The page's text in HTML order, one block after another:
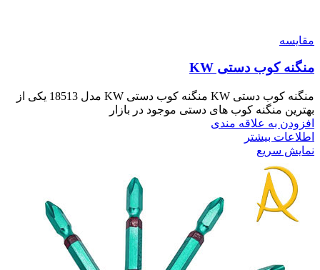
مقايسه
منگنه کوب دستی KW
منگنه کوب دستی KW منگنه کوب دستی KW مدل 18513 یکی از
بهترین منگنه کوب های دستی موجود در بازار
افزودن به علاقه مندی
اطلاعات بیشتر
نمایش سریع